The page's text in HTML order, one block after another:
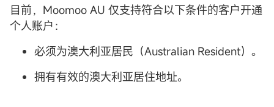
目前，Moomoo AU 仅支持符合以下条件的客户开通
个人账户：
必须为澳大利亚居民（Australian Resident）。
拥有有效的澳大利亚居住地址。